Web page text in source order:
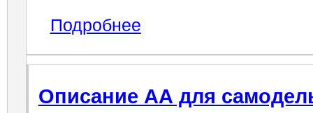
Подробнее
Описание АА для